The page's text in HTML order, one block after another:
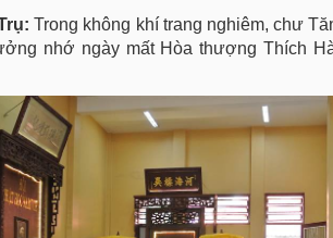
Trong không khí trang nghiêm, chư
nhớ ngày mất Hòa thượng Thích